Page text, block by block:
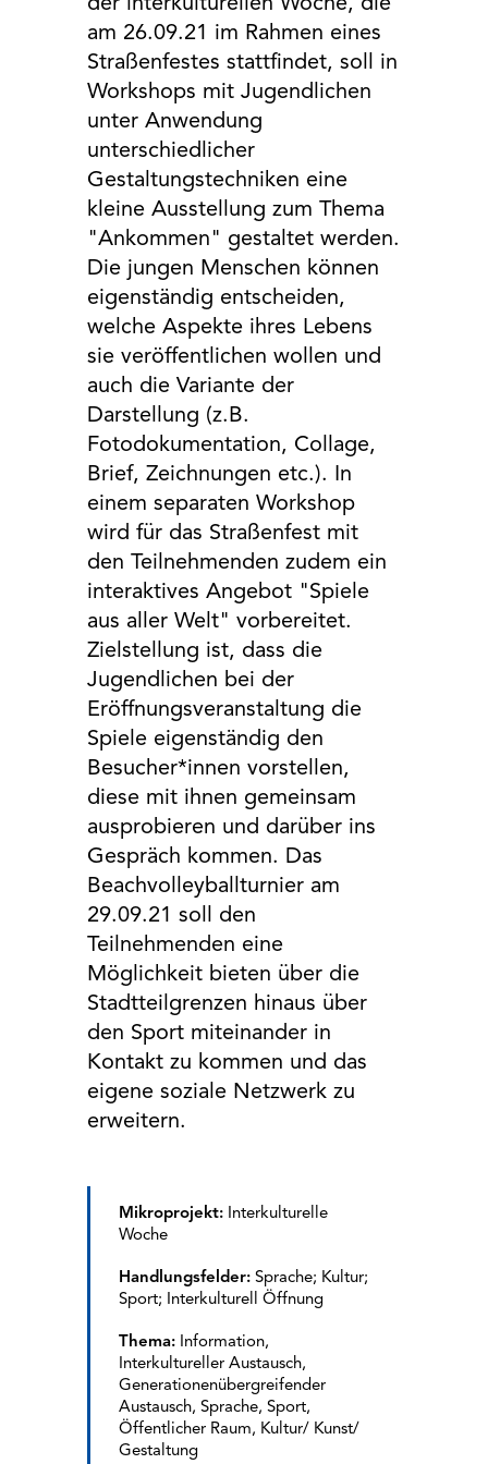
der interkulturellen Woche, die
am 26.09.21 im Rahmen eines
Straßenfestes stattfindet, soll in
Workshops mit Jugendlichen
unter Anwendung
unterschiedlicher
Gestaltungstechniken eine
kleine Ausstellung zum Thema
"Ankommen" gestaltet werden.
Die jungen Menschen können
eigenständig entscheiden,
welche Aspekte ihres Lebens
sie veröffentlichen wollen und
auch die Variante der
Darstellung (z.B.
Fotodokumentation, Collage,
Brief, Zeichnungen etc.). In
einem separaten Workshop
wird für das Straßenfest mit
den Teilnehmenden zudem ein
interaktives Angebot "Spiele
aus aller Welt" vorbereitet.
Zielstellung ist, dass die
Jugendlichen bei der
Eröffnungsveranstaltung die
Spiele eigenständig den
Besucher*innen vorstellen,
diese mit ihnen gemeinsam
ausprobieren und darüber ins
Gespräch kommen. Das
Beachvolleyballturnier am
29.09.21 soll den
Teilnehmenden eine
Möglichkeit bieten über die
Stadtteilgrenzen hinaus über
den Sport miteinander in
Kontakt zu kommen und das
eigene soziale Netzwerk zu
erweitern.
Mikroprojekt: Interkulturelle
Woche
Handlungsfelder: Sprache; Kultur;
Sport; Interkulturell Öffnung
Thema: Information,
Interkultureller Austausch,
Generationenübergreifender
Austausch, Sprache, Sport,
Öffentlicher Raum, Kultur/ Kunst/
Gestaltung
EXTERNE MEDIEN
Um Inhalte von Videoplattformen und Social Media
Plattformen anzeigen zu können, werden von
diesen externen Medien Cookies gesetzt.
YouTube
Vimeo
Google Maps